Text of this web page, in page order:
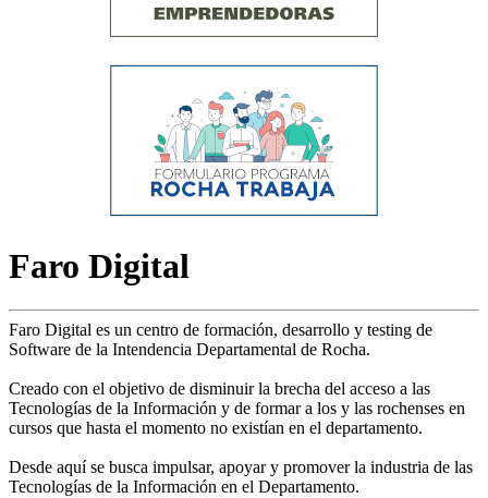
Faro Digital
Faro Digital es un centro de formación, desarrollo y testing de
Software de la Intendencia Departamental de Rocha.
Creado con el objetivo de disminuir la brecha del acceso a las
Tecnologías de la Información y de formar a los y las rochenses en
cursos que hasta el momento no existían en el departamento.
Desde aquí se busca impulsar, apoyar y promover la industria de las
Tecnologías de la Información en el Departamento.